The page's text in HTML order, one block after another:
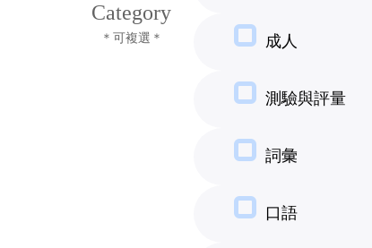
Category
＊可複選＊ 成人
測驗與評量
詞彙
口語